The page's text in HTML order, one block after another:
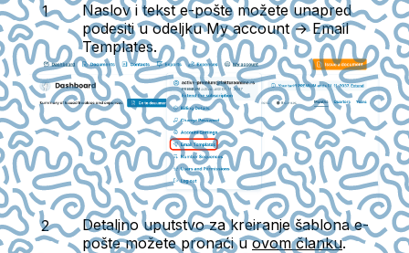
Naslov i tekst e-pošte možete unapred
podesiti u odeljkuMy account → Email
Templates.
Detaljno uputstvo za kreiranje šablona e-
pošte možete pronaći uovom članku.